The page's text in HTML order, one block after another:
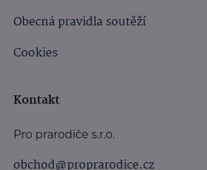
Obecná pravidla soutěží
Cookies
Kontakt
Pro prarodiče s.r.o.
obchod@proprarodice.cz